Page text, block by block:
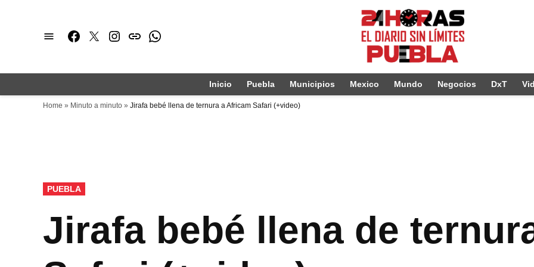
Facebook
TwitterInstagram
issuuWhatsapp
Inicio Puebla Municipios Mexico Mundo Negocios DxT
Home » Minuto a minuto » Jirafa bebé llena de ternura a Africam Safari (+video)
PUBLICADO
EN
PUEBLA
Jirafa bebé llena de